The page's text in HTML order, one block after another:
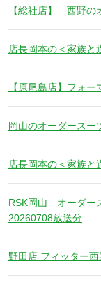
【総社店】 西野の
店長岡本の＜家族
【原尾島店】フォ
岡山のオーダース
店長岡本の＜家族
RSK岡山 オーダー
20260708放送分
野田店 フィッター